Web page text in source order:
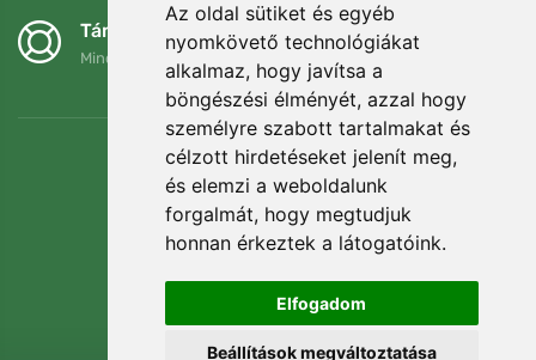
Az oldal sütiket és egyéb
nyomkövető technológiákat
alkalmaz, hogy javítsa a
böngészési élményét, azzal hogy
személyre szabott tartalmakat és
célzott hirdetéseket jelenít meg,
és elemzi a weboldalunk
forgalmát, hogy megtudjuk
honnan érkeztek a látogatóink.
Elfogadom
Beállítások megváltoztatása
Támogatjuk a Trees.org-ot
Minden megrendelésért ültetünk egy fát! Bővebben